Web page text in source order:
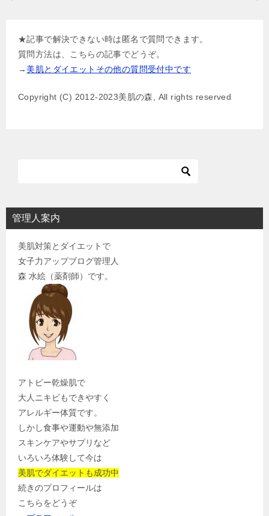
★記事で解決できない時は匿名で質問できます。
質問方法は、こちらの記事でどうぞ。
→ 美肌とダイエットその他の質問受付中です
Copyright (C) 2012-2023美肌の森, All rights reserved
管理人案内
美肌対策とダイエットで
女子力アップブログ管理人
森 水絵（薬剤師）です。
アトピー乾燥肌で
大人ニキビもできやすく
アレルギー体質です。
しかし食事や運動や無添加
スキンケアやサプリなど
いろいろ体験して今は
美肌でダイエットも成功中
続きのプロフィールは
こちらをどうぞ